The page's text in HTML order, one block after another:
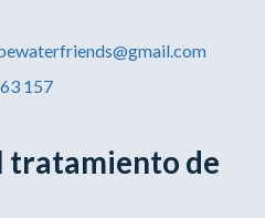
157
tratamiento de